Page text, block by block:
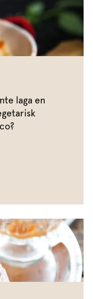
laga en